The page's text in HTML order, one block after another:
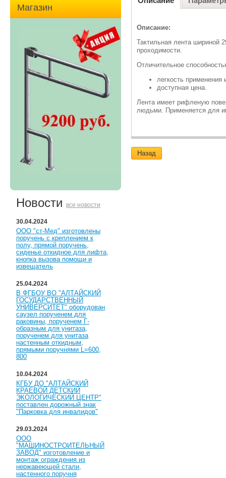
Магазин
Новости все новости
30.04.2024
ООО "ст-Мед" изготовлены
поручень с креплением к
полу, прямой поручень,
сиденье откидное для лифта,
кнопка вызова помощи и
извещатель
25.04.2024
В ФГБОУ ВО "АЛТАЙСКИЙ
ГОСУДАРСТВЕННЫЙ
УНИВЕРСИТЕТ" оборудован
саузел порученем для
раковины, порученем Г-
образным для унитаза,
порученем для унитаза
настенным откидным,
прямыми поручнями L=600,
800
10.04.2024
КГБУ ДО "АЛТАЙСКИЙ
КРАЕВОЙ ДЕТСКИЙ
ЭКОЛОГИЧЕСКИЙ ЦЕНТР"
поставлен дорожный знак
"Парковка для инвалидов"
29.03.2024
ООО
"МАШИНОСТРОИТЕЛЬНЫЙ
ЗАВОД" изготовление и
монтаж ограждения из
нержавеющей стали,
настенного поручня
Описание:
Тактильная лента шириной
проходимости.
Отличительное
легкость применения
доступная цена.
Лента имеет рифленую
людьми. Применяется для
Назад